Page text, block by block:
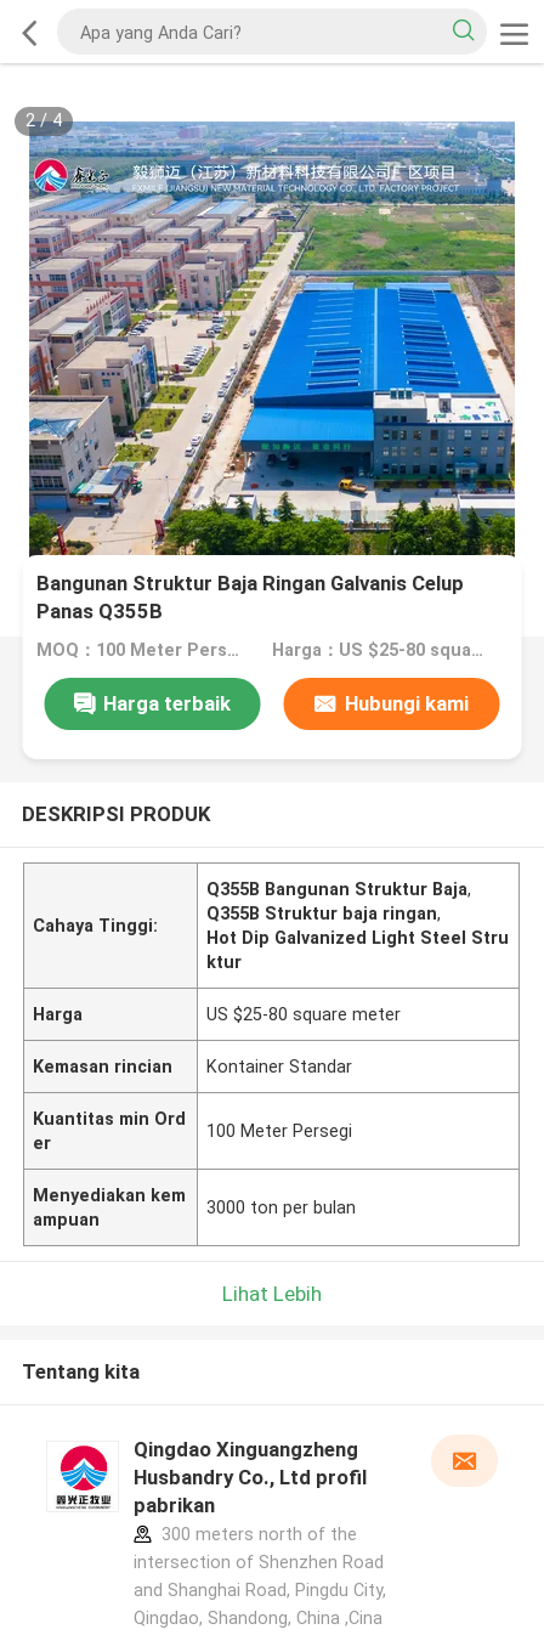
2/4
Bangunan Struktur Baja Ringan Galvanis Celup
Panas Q355B
MOQ：100 Meter Persegi Harga：US $25-80 square meter
Harga terbaik Hubungi kami
DESKRIPSI PRODUK
Cahaya Tinggi:
Q355B Bangunan Struktur Baja,
Q355B Struktur baja ringan,
Hot Dip Galvanized Light Steel Stru
ktur
Harga US $25-80 square meter
Kemasan rincian Kontainer Standar
Kuantitas min Ord
er
100 Meter Persegi
Menyediakan kem
ampuan
3000 ton per bulan
Lihat Lebih
Tentang kita
Qingdao Xinguangzheng
Husbandry Co., Ltd profil
pabrikan
300 meters north of the
intersection of Shenzhen Road
and Shanghai Road, Pingdu City,
Qingdao, Shandong, China ,Cina